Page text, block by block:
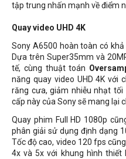
tập trung nhấn mạnh về điểm
Quay video UHD 4K
Sony A6500 hoàn toàn có khả
Dựa trên Super35mm và
tế, cùng thuật toán
năng quay video UHD 4K với
răng cưa, giảm nhiễu nhạt
cấp này của Sony sẽ mang lại
Quay phim Full HD 1080p
phân giải sử dụng định dạng
Tốc độ cao, video 120 fps
4x và 5x với khung hình thiết